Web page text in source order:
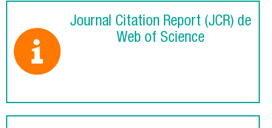
Journal Citation Report (JCR) de
Web of Science